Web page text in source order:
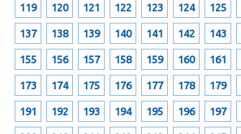
119 120 121 122 123 124 125
137 138 139 140 141 142 143
155 156 157 158 159 160 161
173 174 175 176 177 178 179
191 192 193 194 195 196 197